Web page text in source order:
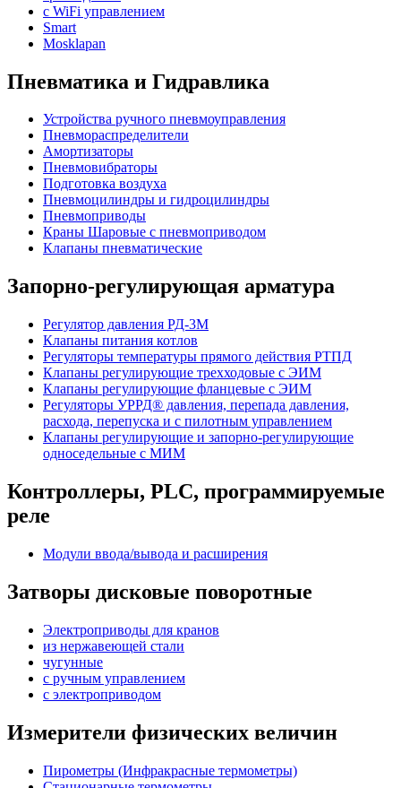
с WiFi управлением
Smart
Mosklapan
Пневматика и Гидравлика
Устройства ручного пневмоуправления
Пневмораспределители
Амортизаторы
Пневмовибраторы
Подготовка воздуха
Пневмоцилиндры и гидроцилиндры
Пневмоприводы
Краны Шаровые с пневмоприводом
Клапаны пневматические
Запорно-регулирующая арматура
Регулятор давления РД-3М
Клапаны питания котлов
Регуляторы температуры прямого действия РТПД
Клапаны регулирующие трехходовые с ЭИМ
Клапаны регулирующие фланцевые с ЭИМ
Регуляторы УРРД® давления, перепада давления,
расхода, перепуска и с пилотным управлением
Клапаны регулирующие и запорно-регулирующие
односедельные с МИМ
Контроллеры, PLС, программируемые
реле
Модули ввода/вывода и расширения
Затворы дисковые поворотные
Электроприводы для кранов
из нержавеющей стали
чугунные
с ручным управлением
c электроприводом
Измерители физических величин
Пирометры (Инфракрасные термометры)